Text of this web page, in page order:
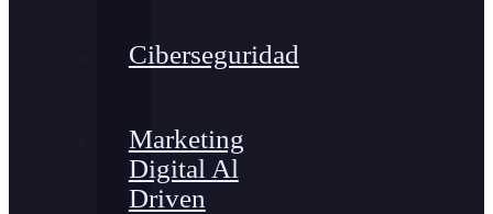
Ciberseguridad
Marketing
Digital Al
Driven